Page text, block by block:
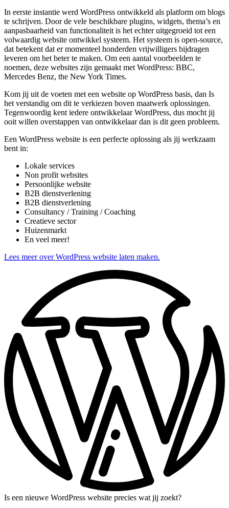
In eerste instantie werd WordPress ontwikkeld als platform om blogs
te schrijven. Door de vele beschikbare plugins, widgets, thema’s en
aanpasbaarheid van functionaliteit is het echter uitgegroeid tot een
volwaardig website ontwikkel systeem. Het systeem is open-source,
dat betekent dat er momenteel honderden vrijwilligers bijdragen
leveren om het beter te maken. Om een aantal voorbeelden te
noemen, deze websites zijn gemaakt met WordPress: BBC,
Mercedes Benz, the New York Times.
Kom jij uit de voeten met een website op WordPress basis, dan Is
het verstandig om dit te verkiezen boven maatwerk oplossingen.
Tegenwoordig kent iedere ontwikkelaar WordPress, dus mocht jij
ooit willen overstappen van ontwikkelaar dan is dit geen probleem.
Een WordPress website is een perfecte oplossing als jij werkzaam
bent in:
Lokale services
Non profit websites
Persoonlijke website
B2B dienstverlening
B2B dienstverlening
Consultancy / Training / Coaching
Creatieve sector
Huizenmarkt
En veel meer!
Lees meer over WordPress website laten maken.
Is een nieuwe WordPress website precies wat jij zoekt?